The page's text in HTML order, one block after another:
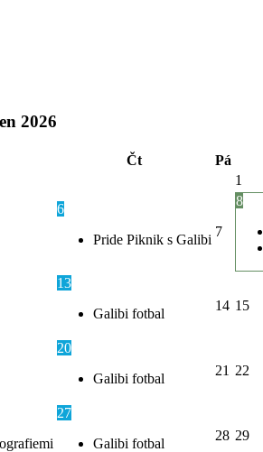
2026
Čt Pá
1
6
Pride Piknik s Galibi
7
8
13
Galibi fotbal
14 15
20
Galibi fotbal
21 22
27
Galibi fotbal
28 29